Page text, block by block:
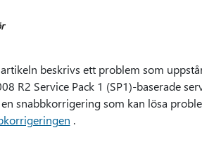
beskrivs ett problem som
R2 Service Pack 1 (SP1)-baserade
snabbkorrigering som kan lösa
.